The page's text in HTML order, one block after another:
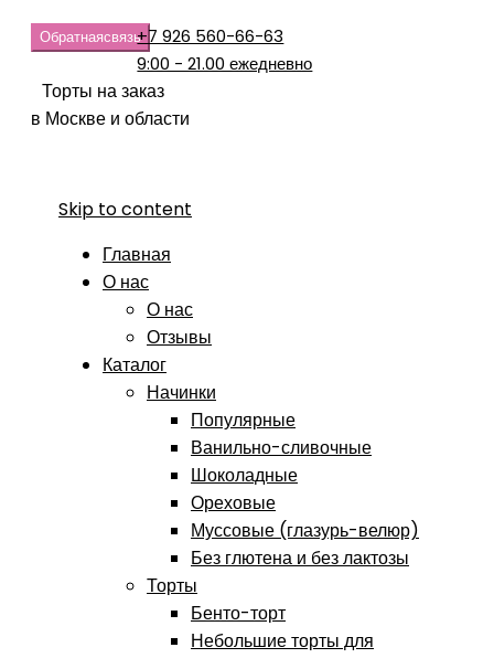
Обратнаясвязь+7 926 560-66-63
9:00 - 21.00 ежедневно
Торты на заказ
в Москве и области
Skip to content
Главная
О нас
О нас
Отзывы
Каталог
Начинки
Популярные
Ванильно-сливочные
Шоколадные
Ореховые
Муссовые (глазурь-велюр)
Без глютена и без лактозы
Торты
Бенто-торт
Небольшие торты для